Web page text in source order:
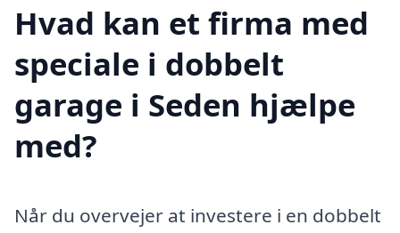
Hvad kan et firma med
speciale i dobbelt
garage i Seden hjælpe
med?
Når du overvejer at investere i en dobbelt